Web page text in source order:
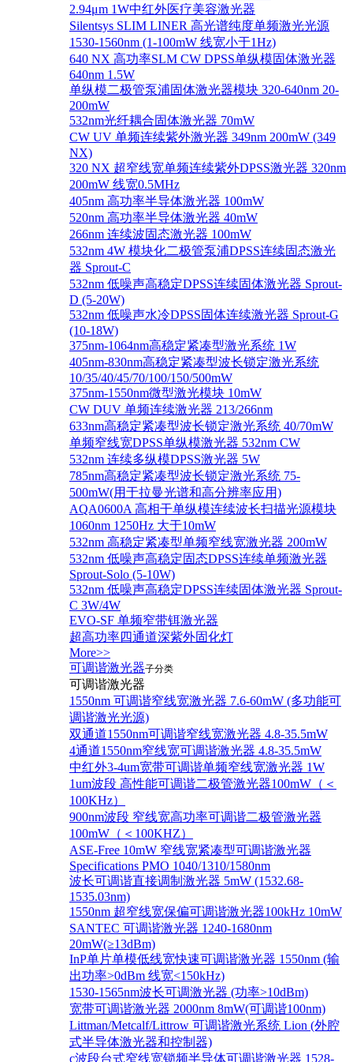
2.94μm 1W中红外医疗美容激光器
Silentsys SLIM LINER 高光谱纯度单频激光光源
1530-1560nm (1-100mW 线宽小于1Hz)
640 NX 高功率SLM CW DPSS单纵模固体激光器
640nm 1.5W
单纵模二极管泵浦固体激光器模块 320-640nm 20-
200mW
532nm光纤耦合固体激光器 70mW
CW UV 单频连续紫外激光器 349nm 200mW (349
NX)
320 NX 超窄线宽单频连续紫外DPSS激光器 320nm
200mW 线宽0.5MHz
405nm 高功率半导体激光器 100mW
520nm 高功率半导体激光器 40mW
266nm 连续波固态激光器 100mW
532nm 4W 模块化二极管泵浦DPSS连续固态激光
器 Sprout-C
532nm 低噪声高稳定DPSS连续固体激光器 Sprout-
D (5-20W)
532nm 低噪声水冷DPSS固体连续激光器 Sprout-G
(10-18W)
375nm-1064nm高稳定紧凑型激光系统 1W
405nm-830nm高稳定紧凑型波长锁定激光系统
10/35/40/45/70/100/150/500mW
375nm-1550nm微型激光模块 10mW
CW DUV 单频连续激光器 213/266nm
633nm高稳定紧凑型波长锁定激光系统 40/70mW
单频窄线宽DPSS单纵模激光器 532nm CW
532nm 连续多纵模DPSS激光器 5W
785nm高稳定紧凑型波长锁定激光系统 75-
500mW(用于拉曼光谱和高分辨率应用)
AQA0600A 高相干单纵模连续波长扫描光源模块
1060nm 1250Hz 大于10mW
532nm 高稳定紧凑型单频窄线宽激光器 200mW
532nm 低噪声高稳定固态DPSS连续单频激光器
Sprout‐Solo (5-10W)
532nm 低噪声高稳定DPSS连续固体激光器 Sprout-
C 3W/4W
EVO-SF 单频窄带铒激光器
超高功率四通道深紫外固化灯
More>>
可调谐激光器子分类
可调谐激光器
1550nm 可调谐窄线宽激光器 7.6-60mW (多功能可
调谐激光光源)
双通道1550nm可调谐窄线宽激光器 4.8-35.5mW
4通道1550nm窄线宽可调谐激光器 4.8-35.5mW
中红外3-4um宽带可调谐单频窄线宽激光器 1W
1um波段 高性能可调谐二极管激光器100mW（＜
100KHz）
900nm波段 窄线宽高功率可调谐二极管激光器
100mW（＜100KHZ）
ASE-Free 10mW 窄线宽紧凑型可调谐激光器
Specifications PMO 1040/1310/1580nm
波长可调谐直接调制激光器 5mW (1532.68-
1535.03nm)
1550nm 超窄线宽保偏可调谐激光器100kHz 10mW
SANTEC 可调谐激光器 1240-1680nm
20mW(≥13dBm)
InP单片单模低线宽快速可调谐激光器 1550nm (输
出功率>0dBm 线宽<150kHz)
1530-1565nm波长可调激光器 (功率>10dBm)
宽带可调谐激光器 2000nm 8mW(可调谐100nm)
Littman/Metcalf/Littrow 可调谐激光系统 Lion (外腔
式半导体激光器和控制器)
c波段台式窄线宽锁频半导体可调谐激光器 1528-